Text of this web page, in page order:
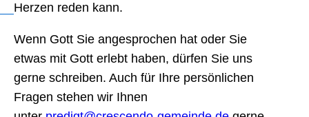
Herzen reden kann.
Wenn Gott Sie angesprochen hat oder Sie
etwas mit Gott erlebt haben, dürfen Sie uns
gerne schreiben. Auch für Ihre persönlichen
Fragen stehen wir Ihnen